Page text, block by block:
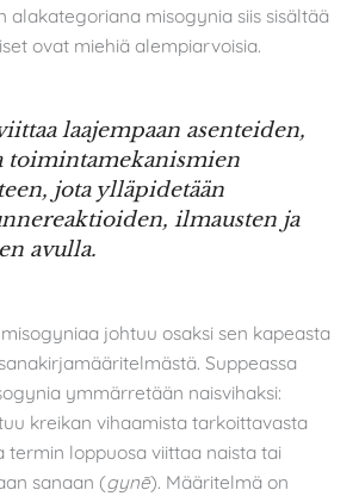
alakategoriana misogynia siis sisältää
ovat miehiä alempiarvoisia.
laajempaan asenteiden,
toimintamekanismien
jota ylläpidetään
ilmausten ja
avulla.
johtuu osaksi sen kapeasta
Suppeassa
ymmärretään naisvihaksi:
kreikan vihaamista tarkoittavasta
termin loppuosa viittaa naista tai
sanaan (gynē). Määritelmä on